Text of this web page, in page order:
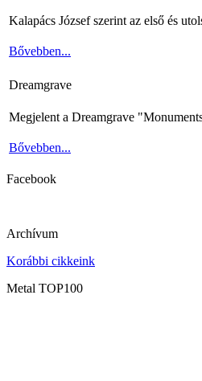
Kalapács József szerint az első és
Bővebben...
Dreamgrave
Megjelent a Dreamgrave
Bővebben...
Facebook
Archívum
Korábbi cikkeink
Metal TOP100